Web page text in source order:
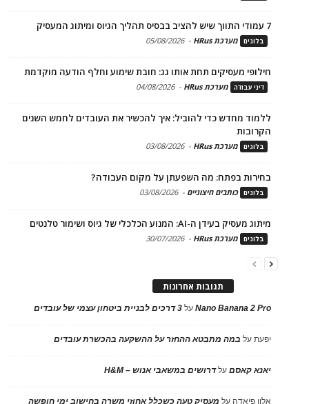
7 עמודי התווך שיש להציב בבסיס תהליך הגיוס ומיתוג המעסיק
בלוגים מערכת HRus -
05/08/2026
חילופי מעסיקים תחת אותו גג: חובת שימוע וחלף הודעה מוקדמת
דיני עבודה מערכת HRus -
04/08/2026
ללמוד מחדש כדי להוביל: איך להכשיר את העובדים לחמש השנים
הקרובות
בלוגים מערכת HRus -
03/08/2026
בחירות בפתח: מה השפעתן על מקום העבודה?
בלוגים כותבים חיצוניים -
03/08/2026
מיתוג מעסיק בעידן ה-AI: המנוע הכלכלי של גיוס ושימור טלנטים
בלוגים מערכת HRus -
30/07/2026
תגובות אחרונות
Nano Banana 2 Proעל 3 דרכים לבניית ביטחון עצמי של עובדים
יפעתעל במה מתבטא ההחזר על ההשקעה בהכשרת עובדים
יאנא קאסםעלדרושים במשאבי אנוש – H&M
אלון פיאדה על מעסיק טעה כשכלל אחוזי משרה בחישוב ימי חופשה